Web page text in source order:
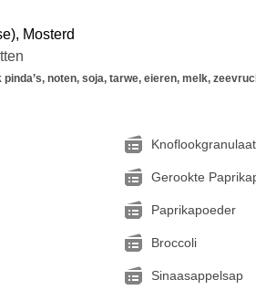
Mosterd
noten, soja, tarwe, eieren, melk,
Knoflookgranulaat
Gerookte
Paprikapoeder
Broccoli
Sinaasappelsap